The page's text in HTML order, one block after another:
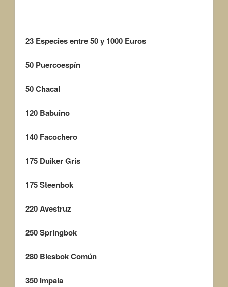
23 Especies entre 50 y 1000 Euros
50 Puercoespín
50Chacal
120 Babuino
140 Facochero
175 Duiker Gris
175Steenbok
220Avestruz
250Springbok
280 Blesbok Común
350 Impala